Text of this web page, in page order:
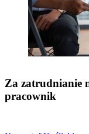
Za zatrudnianie
pracownik